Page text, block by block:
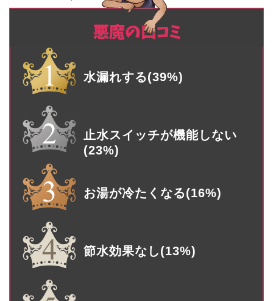
水漏れする(39%)
止水スイッチが機能しない
(23%)
お湯が冷たくなる(16%)
節水効果なし(13%)